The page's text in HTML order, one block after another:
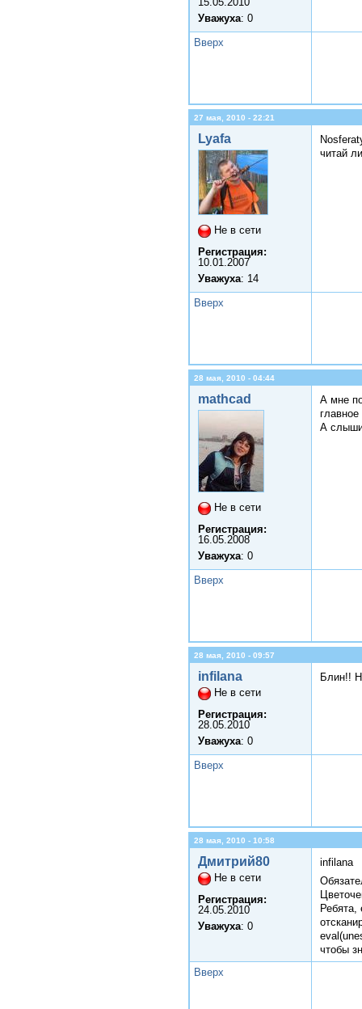
Уважуха: 0
Вверх
27 мая, 2010 - 22:21
Lyafa
Не в сети
Регистрация:
10.01.2007
Уважуха: 14
читай
Вверх
28 мая, 2010 - 04:44
mathcad
Не в сети
Регистрация:
16.05.2008
Уважуха: 0
А мне
А
Вверх
28 мая, 2010 - 09:57
infilana
Не в сети
Регистрация:
28.05.2010
Уважуха: 0
Блин!!
Вверх
28 мая, 2010 - 10:58
Дмитрий80
Не в сети
Регистрация:
24.05.2010
Уважуха: 0
infilana
Ребята,
чтобы
Вверх